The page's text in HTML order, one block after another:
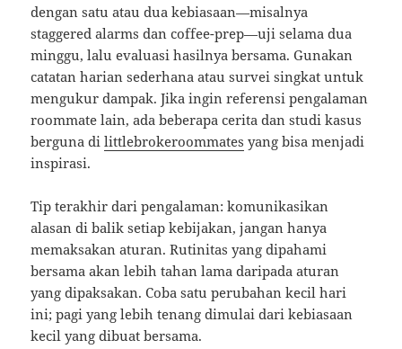
dengan satu atau dua kebiasaan—misalnya
staggered alarms dan coffee-prep—uji selama dua
minggu, lalu evaluasi hasilnya bersama. Gunakan
catatan harian sederhana atau survei singkat untuk
mengukur dampak. Jika ingin referensi pengalaman
roommate lain, ada beberapa cerita dan studi kasus
berguna dilittlebrokeroommates yang bisa menjadi
inspirasi.
Tip terakhir dari pengalaman: komunikasikan
alasan di balik setiap kebijakan, jangan hanya
memaksakan aturan. Rutinitas yang dipahami
bersama akan lebih tahan lama daripada aturan
yang dipaksakan. Coba satu perubahan kecil hari
ini; pagi yang lebih tenang dimulai dari kebiasaan
kecil yang dibuat bersama.